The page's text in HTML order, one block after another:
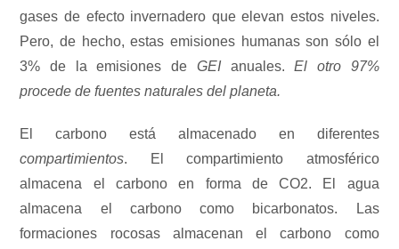
gases de efecto invernadero que elevan estos niveles.
Pero, de hecho, estas emisiones humanas son sólo el
3% de la emisiones de GEIanuales.El otro 97%
procede de fuentes naturales del planeta.
El carbono está almacenado en diferentes
compartimientos. El compartimiento atmosférico
almacena el carbono en forma de CO2. El agua
almacena el carbono como bicarbonatos. Las
formaciones rocosas almacenan el carbono como